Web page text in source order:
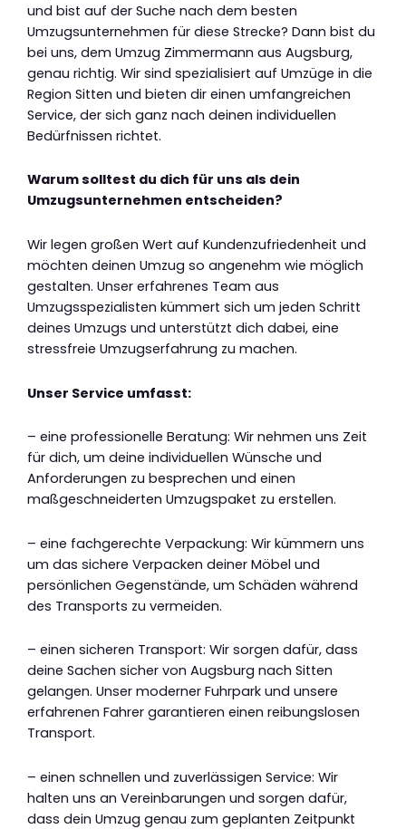
und bist auf der Suche nach dem besten
Umzugsunternehmen für diese Strecke? Dann bist du
bei uns, dem Umzug Zimmermann aus Augsburg,
genau richtig. Wir sind spezialisiert auf Umzüge in die
Region Sitten und bieten dir einen umfangreichen
Service, der sich ganz nach deinen individuellen
Bedürfnissen richtet.
Warum solltest du dich für uns als dein
Umzugsunternehmen entscheiden?
Wir legen großen Wert auf Kundenzufriedenheit und
möchten deinen Umzug so angenehm wie möglich
gestalten. Unser erfahrenes Team aus
Umzugsspezialisten kümmert sich um jeden Schritt
deines Umzugs und unterstützt dich dabei, eine
stressfreie Umzugserfahrung zu machen.
Unser Service umfasst:
– eine professionelle Beratung: Wir nehmen uns Zeit
für dich, um deine individuellen Wünsche und
Anforderungen zu besprechen und einen
maßgeschneiderten Umzugspaket zu erstellen.
– eine fachgerechte Verpackung: Wir kümmern uns
um das sichere Verpacken deiner Möbel und
persönlichen Gegenstände, um Schäden während
des Transports zu vermeiden.
– einen sicheren Transport: Wir sorgen dafür, dass
deine Sachen sicher von Augsburg nach Sitten
gelangen. Unser moderner Fuhrpark und unsere
erfahrenen Fahrer garantieren einen reibungslosen
Transport.
– einen schnellen und zuverlässigen Service: Wir
halten uns an Vereinbarungen und sorgen dafür,
dass dein Umzug genau zum geplanten Zeitpunkt